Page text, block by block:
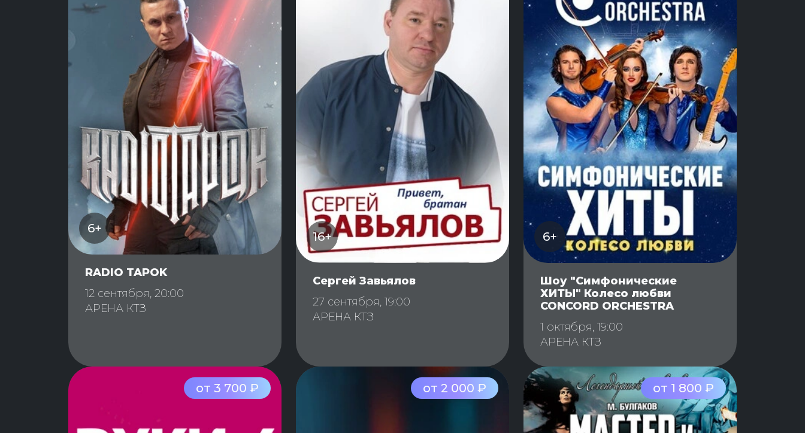
6+
RADIO TAPOK
12 сентября, 20:00
АРЕНА КТЗ
16+
Сергей Завьялов
27 сентября, 19:00
АРЕНА КТЗ
6+
Шоу "Симфонические
ХИТЫ" Колесо любви
CONCORD ORCHESTRA
1 октября, 19:00
АРЕНА КТЗ
от 3 700 ₽ от 2 000 ₽ от 1 800 ₽